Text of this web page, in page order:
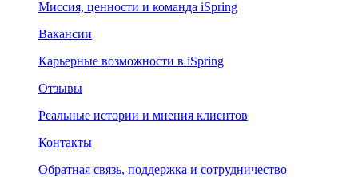
Миссия, ценности и команда iSpring
Вакансии
Карьерные возможности в iSpring
Отзывы
Реальные истории и мнения клиентов
Контакты
Обратная связь, поддержка и сотрудничество